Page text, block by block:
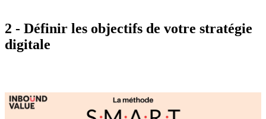
2 - Définir les objectifs de votre stratégie
digitale